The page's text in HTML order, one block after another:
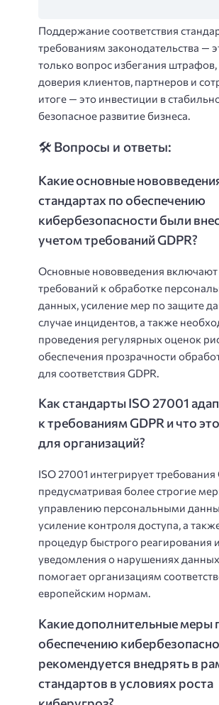
Поддержание соответствия
требованиям законодательства —
только вопрос избегания штрафов,
доверия клиентов, партнеров и
итоге — это инвестиции в
безопасное развитие бизнеса.
🛠️ Вопросы и ответы:
Какие основные
стандартах по обеспечению
кибербезопасности были
учетом требований GDPR?
Основные нововведения включают
требований к обработке
данных, усиление мер по защите
случае инцидентов, а также
проведения регулярных оценок
обеспечения прозрачности
для соответствия GDPR.
Как стандарты ISO 27001
к требованиям GDPR и что
для организаций?
ISO 27001 интегрирует требования
предусматривая более строгие
управлению персональными
усиление контроля доступа, а
процедур быстрого реагирования и
уведомления о нарушениях
помогает организациям
европейским нормам.
Какие дополнительные меры
обеспечению
рекомендуется внедрять в
стандартов в условиях роста